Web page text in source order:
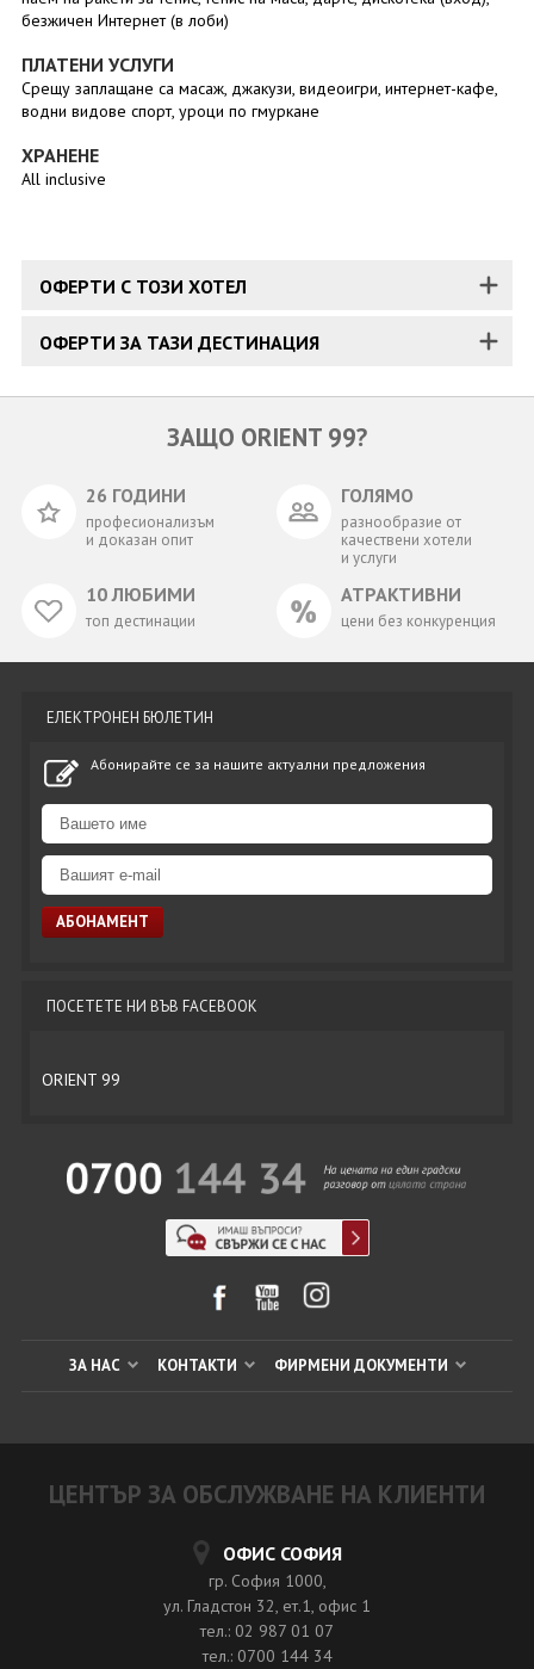
безжичен Интернет (в лоби)
ПЛАТЕНИ УСЛУГИ
Срещу заплащане са масаж, джакузи, видеоигри, интернет-кафе,
водни видове спорт, уроци по гмуркане
ХРАНЕНЕ
All inclusive
ОФЕРТИ С ТОЗИ ХОТЕЛ
ОФЕРТИ ЗА ТАЗИ ДЕСТИНАЦИЯ
ЗАЩО ORIENT 99?
26 ГОДИНИ
професионализъм
и доказан опит
ГОЛЯМО
разнообразие от
качествени хотели
и услуги
10 ЛЮБИМИ
топ дестинации
АТРАКТИВНИ
цени без конкуренция
ЕЛЕКТРОНЕН БЮЛЕТИН
Абонирайте се за нашите актуални предложения
ПОСЕТЕТЕ НИ ВЪВ FACEBOOK
ORIENT 99
ЗА НАС КОНТАКТИ ФИРМЕНИ ДОКУМЕНТИ
ЦЕНТЪР ЗА ОБСЛУЖВАНЕ НА КЛИЕНТИ
ОФИС СОФИЯ
гр. София 1000,
ул. Гладстон 32, ет.1, офис 1
тел.: 02 987 01 07
тел.: 0700 144 34